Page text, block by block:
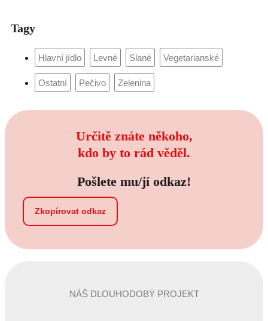
Tagy
Určitě znáte někoho,
kdo by to rád věděl.
Pošlete mu/jí odkaz!
Zkopírovat odkaz
NÁŠ DLOUHODOBÝ PROJEKT